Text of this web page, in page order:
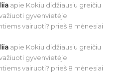
apie Kokiu didžiausiu greičiu
gyvenvietėje
vairuoti? prieš 8 mėnesiai
apie Kokiu didžiausiu greičiu
gyvenvietėje
vairuoti? prieš 8 mėnesiai